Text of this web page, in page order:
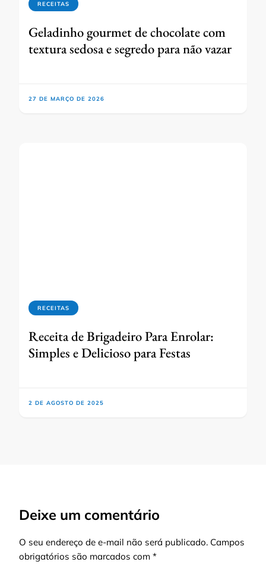
RECEITAS
Geladinho gourmet de chocolate com
textura sedosa e segredo para não vazar
27 DE MARÇO DE 2026
RECEITAS
Receita de Brigadeiro Para Enrolar:
Simples e Delicioso para Festas
2 DE AGOSTO DE 2025
Deixe um comentário
O seu endereço de e-mail não será publicado. Campos
obrigatórios são marcados com *